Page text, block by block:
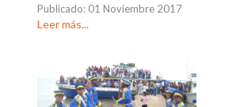
Publicado: 01 Noviembre 2017
Leer más...